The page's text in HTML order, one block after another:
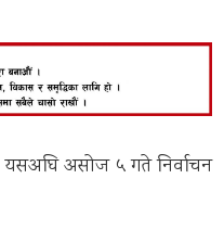
यसअघि असोज ५ गते निर्वाचन